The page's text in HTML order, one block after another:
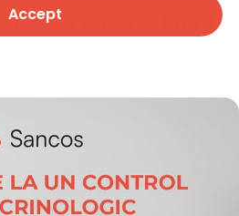
constantă
Accept